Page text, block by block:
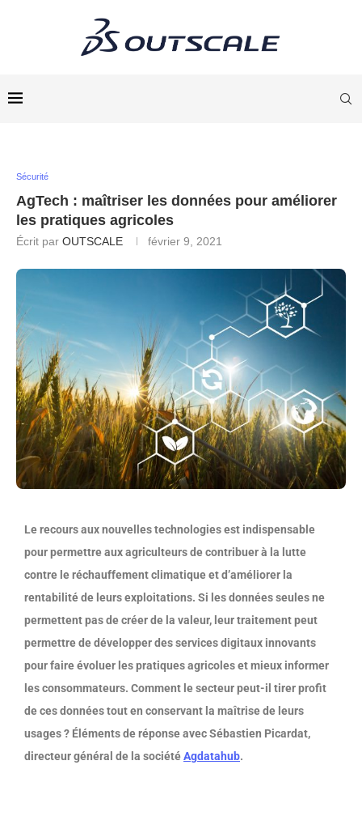
Sécurité
AgTech : maîtriser les données pour améliorer
les pratiques agricoles
Écrit par OUTSCALE février 9, 2021
Le recours aux nouvelles technologies est indispensable
pour permettre aux agriculteurs de contribuer à la lutte
contre le réchauffement climatique et d’améliorer la
rentabilité de leurs exploitations. Si les données seules ne
permettent pas de créer de la valeur, leur traitement peut
permettre de développer des services digitaux innovants
pour faire évoluer les pratiques agricoles et mieux informer
les consommateurs. Comment le secteur peut-il tirer profit
de ces données tout en conservant la maîtrise de leurs
usages ? Éléments de réponse avec Sébastien Picardat,
directeur général de la sociétéAgdatahub.